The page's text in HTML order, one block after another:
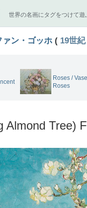
世界の名画にタグをつけて遊
ン・ゴッホ ( 19世紀
Roses /
Roses
Almond Tree)